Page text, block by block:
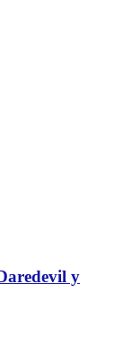
y